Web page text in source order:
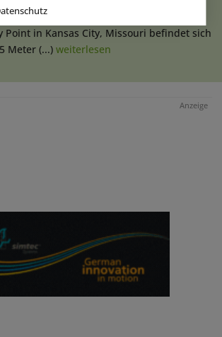
eröffnet in Kansas City
Point in Kansas City, Missouri befindet sich
Meter (...) weiterlesen
Anzeige